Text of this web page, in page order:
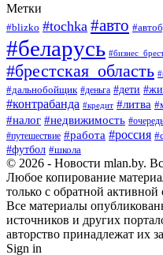
Метки
#blizko #tochka #авто
#беларусь
#брестская_область
#дальнобойщик #деньга #дети
#контрабанда #кредит #литва
#налог #недвижимость #очередь
#путешествие #работа #россия
#футбол #школа
© 2026 - Новости mlan.by.
Любое копирование
только с обратной
Все материалы
источников и других
авторство принадлежат их
Sign in